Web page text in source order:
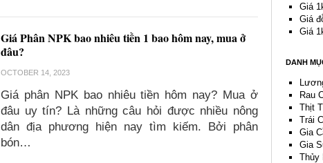
Giá Phân NPK bao nhiêu tiền 1 bao hôm nay, mua ở
đâu?
OCTOBER 14, 2023
Giá phân NPK bao nhiêu tiền hôm nay? Mua ở
đâu uy tín? Là những câu hỏi được nhiều nông
dân địa phương hiện nay tìm kiếm. Bởi phân
bón…
Giá
Giá
Giá
DANH
Rau
Thịt
Trái
Gia
Gia
Thủy